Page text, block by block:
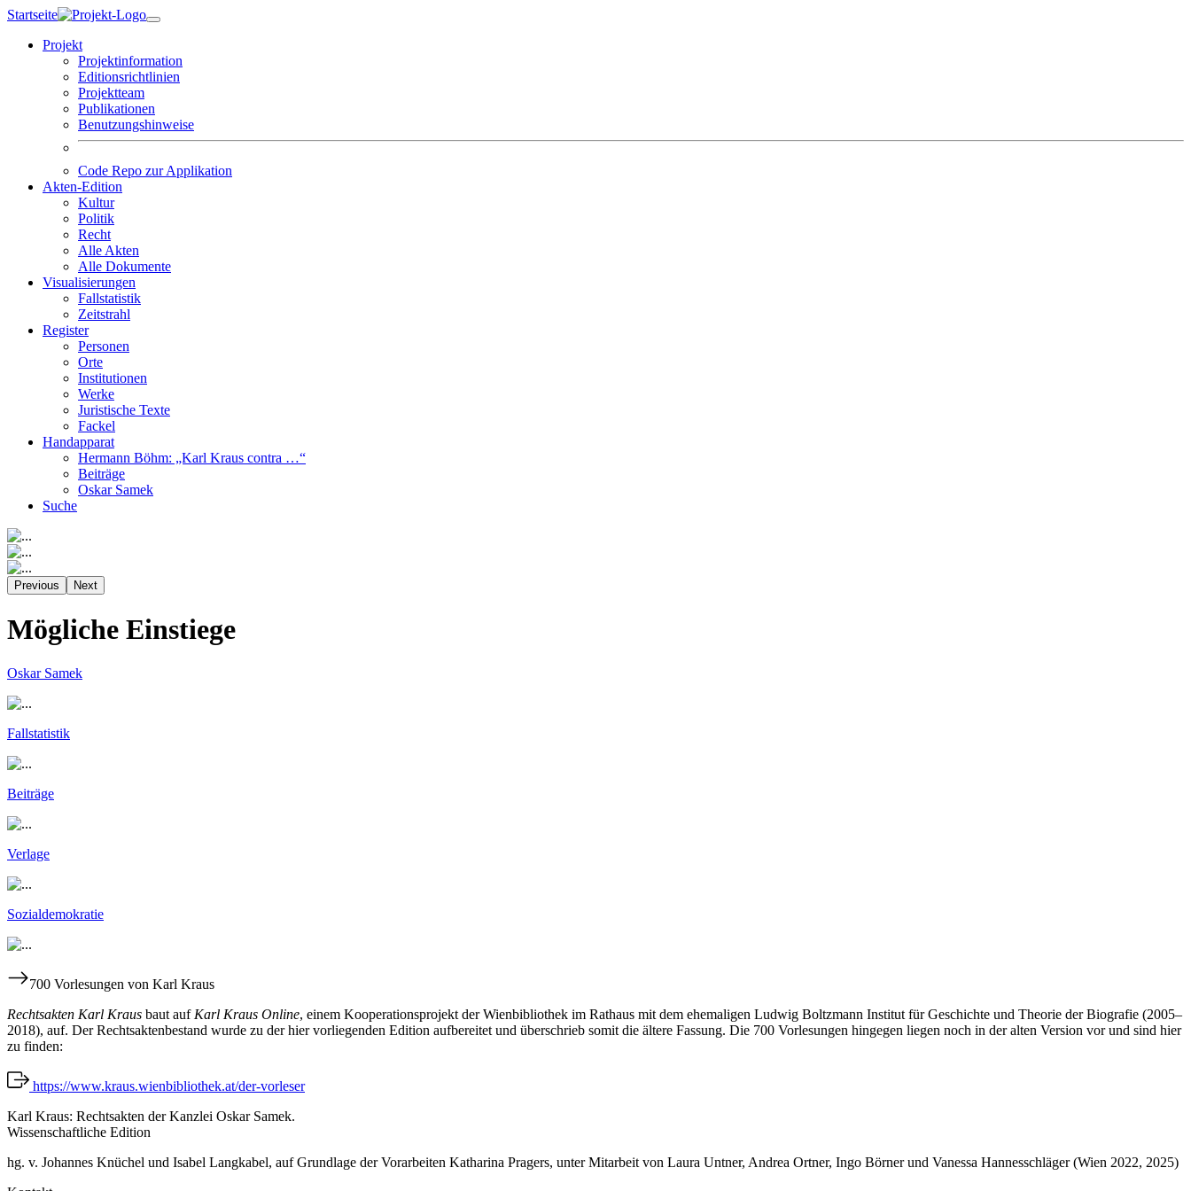
Skip
content
Startseite
Projekt
Projektinformation
Editionsrichtlinien
Projektteam
Publikationen
Benutzungshinweise
Code Repo zur Applikation
Akten-Edition
Kultur
Politik
Recht
Alle Akten
Alle Dokumente
Visualisierungen
Fallstatistik
Zeitstrahl
Register
Personen
Orte
Institutionen
Werke
Juristische Texte
Fackel
Handapparat
Hermann Böhm: „Karl Kraus contra …“
Beiträge
Oskar Samek
Suche
Previous Next
Mögliche Einstiege
Oskar Samek
Fallstatistik
Beiträge
Verlage
Sozialdemokratie
700 Vorlesungen von Karl Kraus
Rechtsakten Karl Kraus baut auf Karl Kraus Online, einem Kooperationsprojekt der Wienbibliothek im Rathaus mit dem ehemaligen Ludwig Boltzmann Institut für Geschichte und Theorie der Biografie (2005–
2018), auf. Der Rechtsaktenbestand wurde zu der hier vorliegenden Edition aufbereitet und überschrieb somit die ältere Fassung. Die 700 Vorlesungen hingegen liegen noch in der alten Version vor und sind hier
zu finden:
https://www.kraus.wienbibliothek.at/der-vorleser
Karl Kraus: Rechtsakten der Kanzlei Oskar Samek.
Wissenschaftliche Edition
hg. v. Johannes Knüchel und Isabel Langkabel, auf Grundlage der Vorarbeiten Katharina Pragers, unter Mitarbeit von Laura Untner, Andrea Ortner, Ingo Börner und Vanessa Hannesschläger (Wien 2022, 2025)